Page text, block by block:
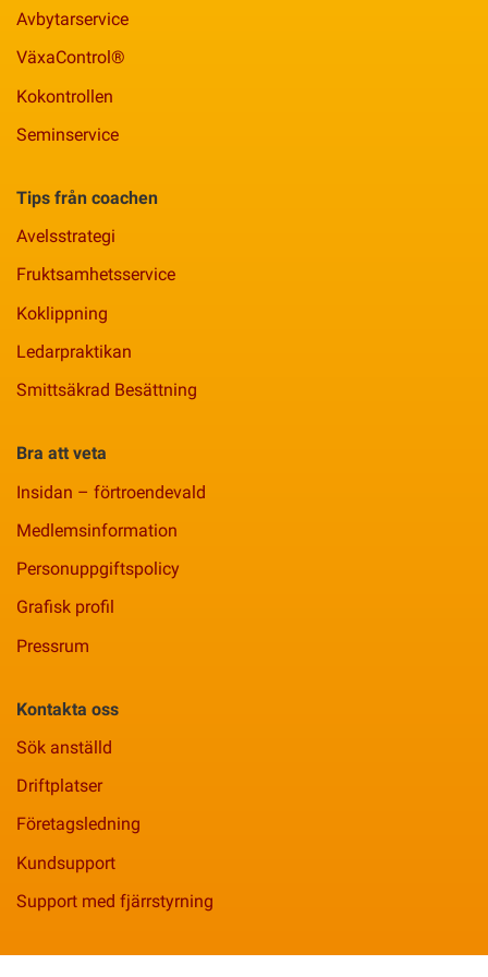
Avbytarservice
VäxaControl®
Kokontrollen
Seminservice
Tips från coachen
Avelsstrategi
Fruktsamhetsservice
Koklippning
Ledarpraktikan
Smittsäkrad Besättning
Bra att veta
Insidan – förtroendevald
Medlemsinformation
Personuppgiftspolicy
Grafisk profil
Pressrum
Kontakta oss
Sök anställd
Driftplatser
Företagsledning
Kundsupport
Support med fjärrstyrning